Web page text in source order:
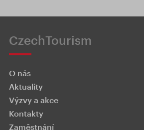
CzechTourism
O nás
Aktuality
Výzvy a akce
Kontakty
Zaměstnání